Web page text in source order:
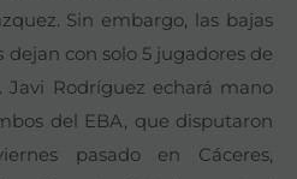
Sin embargo, las bajas
dejan con solo 5 jugadores de
Javi Rodríguez echará mano
del EBA, que disputaron
pasado en Cáceres,